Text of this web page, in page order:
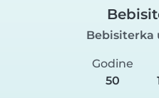
Bebisiterka
Godine
50